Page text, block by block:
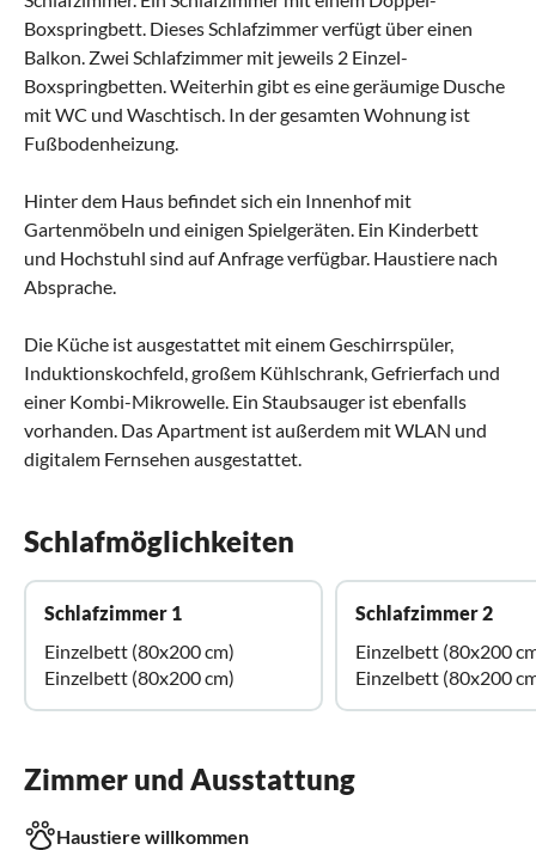
Boxspringbett. Dieses Schlafzimmer verfügt über einen
Balkon. Zwei Schlafzimmer mit jeweils 2 Einzel-
Boxspringbetten. Weiterhin gibt es eine geräumige Dusche
mit WC und Waschtisch. In der gesamten Wohnung ist
Fußbodenheizung.
Hinter dem Haus befindet sich ein Innenhof mit
Gartenmöbeln und einigen Spielgeräten. Ein Kinderbett
und Hochstuhl sind auf Anfrage verfügbar. Haustiere nach
Absprache.
Die Küche ist ausgestattet mit einem Geschirrspüler,
Induktionskochfeld, großem Kühlschrank, Gefrierfach und
einer Kombi-Mikrowelle. Ein Staubsauger ist ebenfalls
vorhanden. Das Apartment ist außerdem mit WLAN und
digitalem Fernsehen ausgestattet.
Schlafmöglichkeiten
Schlafzimmer 1
Einzelbett (80x200 cm)
Einzelbett (80x200 cm)
Schlafzimmer 2
Einzelbett (80x200
Einzelbett (80x200
Zimmer und Ausstattung
Haustiere willkommen